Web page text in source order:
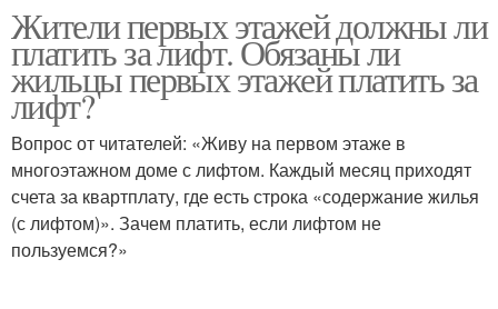
Жители первых этажей должны ли
платить за лифт. Обязаны ли
жильцы первых этажей платить за
лифт?
Вопрос от читателей: «Живу на первом этаже в
многоэтажном доме с лифтом. Каждый месяц приходят
счета за квартплату, где есть строка «содержание жилья
(с лифтом)». Зачем платить, если лифтом не
пользуемся?»